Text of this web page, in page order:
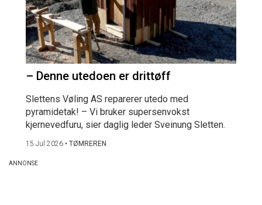
– Denne utedoen er drittøff
Slettens Vøling AS reparerer utedo med
pyramidetak! – Vi bruker supersenvokst
kjernevedfuru, sier daglig leder Sveinung Sletten.
15 Jul 2026 • TØMREREN